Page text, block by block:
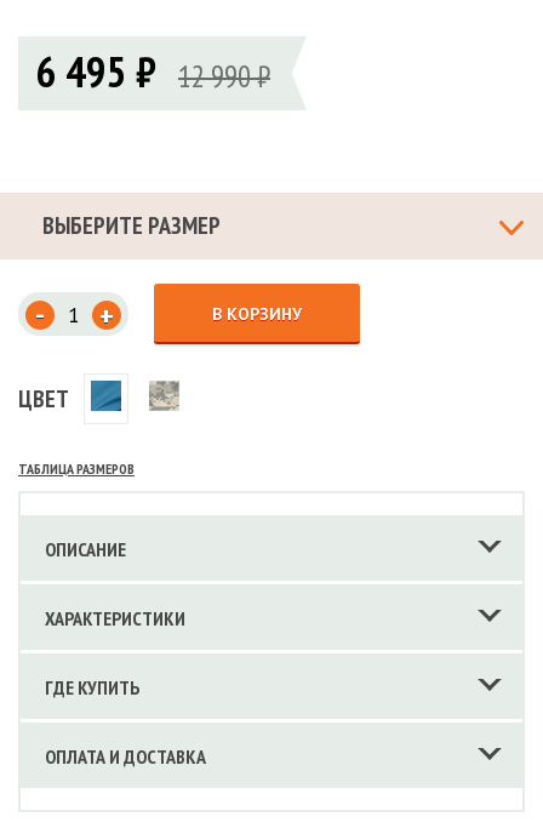
6 495 ₽ 12 990 ₽
ВЫБЕРИТЕ РАЗМЕР
- + В КОРЗИНУ
ЦВЕТ
ТАБЛИЦА РАЗМЕРОВ
ОПИСАНИЕ
ХАРАКТЕРИСТИКИ
ГДЕ КУПИТЬ
ОПЛАТА И ДОСТАВКА